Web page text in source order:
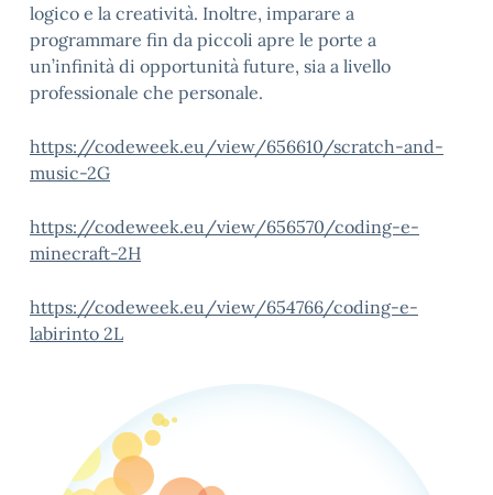
logico e la creatività. Inoltre, imparare a
programmare fin da piccoli apre le porte a
un’infinità di opportunità future, sia a livello
professionale che personale.
https://codeweek.eu/view/656610/scratch-and-
music-2G
https://codeweek.eu/view/656570/coding-e-
minecraft-2H
https://codeweek.eu/view/654766/coding-e-
labirinto 2L